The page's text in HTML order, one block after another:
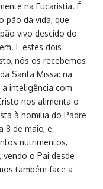
na Eucaristia. É
pão da vida, que
vivo descido do
E estes dois
nós os recebemos
Santa Missa: na
inteligência com
nos alimenta o
à homilia do Padre
8 de maio, e
nutrimentos,
o Pai desde
também face a